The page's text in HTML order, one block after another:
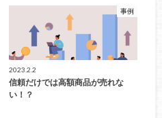
事例
2023.2.2
信頼だけでは高額商品が売れな
い！？